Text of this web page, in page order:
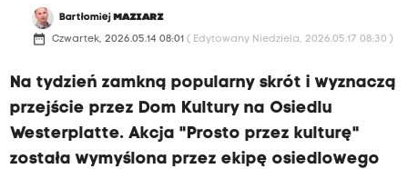
Bartłomiej MAZIARZ
date_range Czwartek, 2026.05.14 08:01 ( Edytowany Niedziela, 2026.05.17 08:30 )
Na tydzień zamkną popularny skrót i wyznaczą
przejście przez Dom Kultury na Osiedlu
Westerplatte. Akcja "Prosto przez kulturę"
została wymyślona przez ekipę osiedlowego